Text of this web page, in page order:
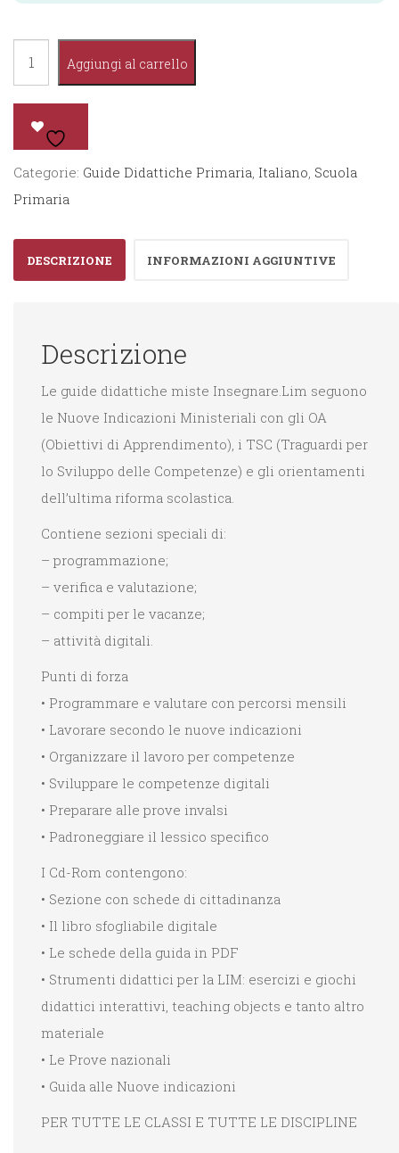
2°
quantità
Aggiungi al carrello
Categorie: Guide Didattiche Primaria, Italiano, Scuola
Primaria
DESCRIZIONE INFORMAZIONI AGGIUNTIVE
Descrizione
Le guide didattiche miste Insegnare.Lim seguono
le Nuove Indicazioni Ministeriali con gli OA
(Obiettivi di Apprendimento), i TSC (Traguardi per
lo Sviluppo delle Competenze) e gli orientamenti
dell’ultima riforma scolastica.
Contiene sezioni speciali di:
– programmazione;
– verifica e valutazione;
– compiti per le vacanze;
– attività digitali.
Punti di forza
• Programmare e valutare con percorsi mensili
• Lavorare secondo le nuove indicazioni
• Organizzare il lavoro per competenze
• Sviluppare le competenze digitali
• Preparare alle prove invalsi
• Padroneggiare il lessico specifico
I Cd-Rom contengono:
• Sezione con schede di cittadinanza
• Il libro sfogliabile digitale
• Le schede della guida in PDF
• Strumenti didattici per la LIM: esercizi e giochi
didattici interattivi, teaching objects e tanto altro
materiale
• Le Prove nazionali
• Guida alle Nuove indicazioni
PER TUTTE LE CLASSI E TUTTE LE DISCIPLINE